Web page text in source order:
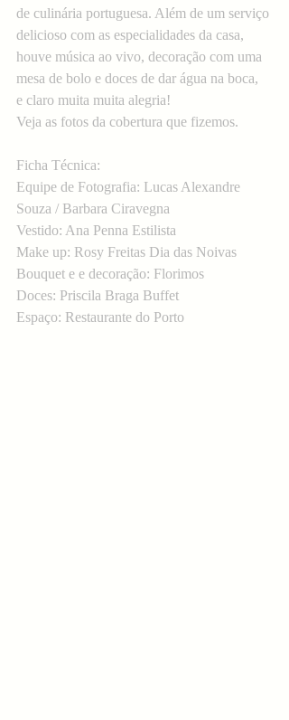
de culinária portuguesa. Além de um serviço
delicioso com as especialidades da casa,
houve música ao vivo, decoração com uma
mesa de bolo e doces de dar água na boca,
e claro muita muita alegria!
Veja as fotos da cobertura que fizemos.
Ficha Técnica:
Equipe de Fotografia: Lucas Alexandre
Souza / Barbara Ciravegna
Vestido: Ana Penna Estilista
Make up: Rosy Freitas Dia das Noivas
Bouquet e e decoração: Florimos
Doces: Priscila Braga Buffet
Espaço: Restaurante do Porto